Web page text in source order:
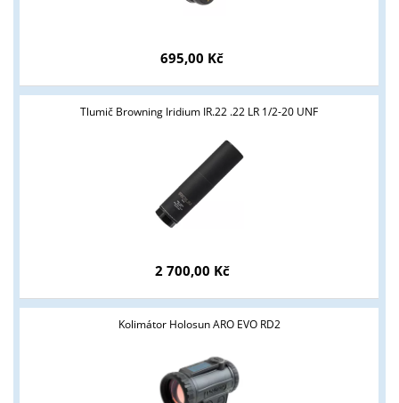
695,00 Kč
Tlumič Browning Iridium IR.22 .22 LR 1/2-20 UNF
2 700,00 Kč
Kolimátor Holosun ARO EVO RD2